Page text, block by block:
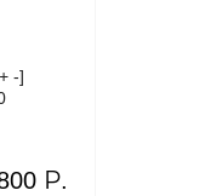
-]
Р.